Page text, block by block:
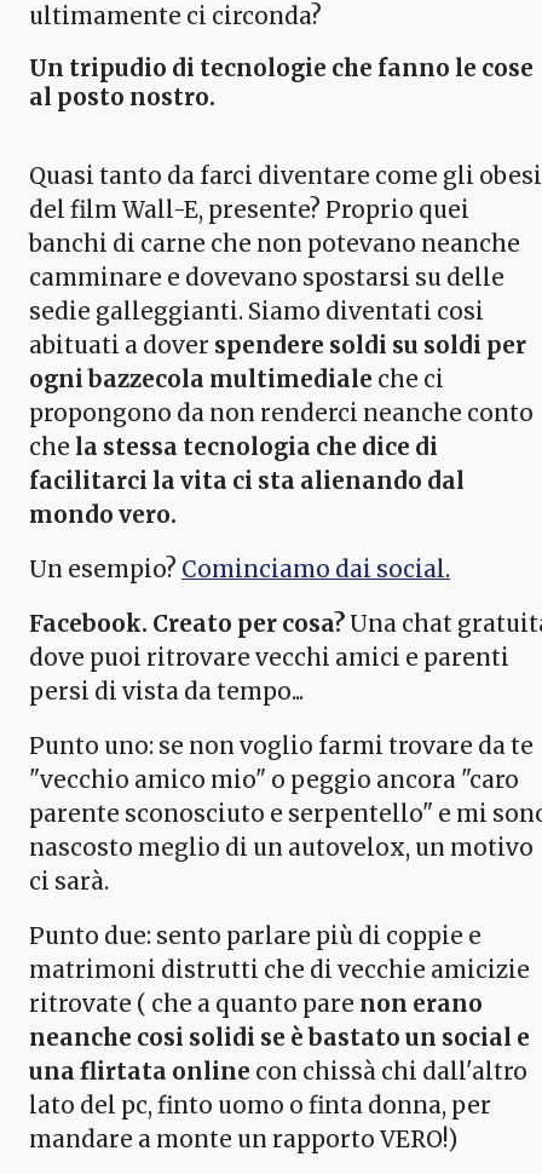
ultimamente ci circonda?
Un tripudio di tecnologie che fanno le cose
al posto nostro.
Quasi tanto da farci diventare come gli obesi
del film Wall-E, presente? Proprio quei
banchi di carne che non potevano neanche
camminare e dovevano spostarsi su delle
sedie galleggianti. Siamo diventati cosi
abituati a dover spendere soldi su soldi per
ogni bazzecola multimediale che ci
propongono da non renderci neanche conto
che la stessa tecnologia che dice di
facilitarci la vita ci sta alienando dal
mondo vero.
Un esempio? Cominciamo dai social.
Facebook. Creato per cosa? Una chat
dove puoi ritrovare vecchi amici e parenti
persi di vista da tempo...
Punto uno: se non voglio farmi trovare da te
"vecchio amico mio" o peggio ancora "caro
parente sconosciuto e serpentello" e mi
nascosto meglio di un autovelox, un motivo
ci sarà.
Punto due: sento parlare più di coppie e
matrimoni distrutti che di vecchie amicizie
ritrovate ( che a quanto pare non erano
neanche cosi solidi se è bastato un social e
una flirtata online con chissà chi dall'altro
lato del pc, finto uomo o finta donna, per
mandare a monte un rapporto VERO!)